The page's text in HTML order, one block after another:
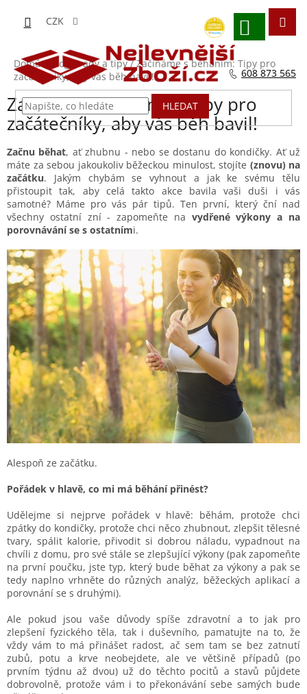
obsah
CZK
HLEDAT
NÁKUPNÍ
KOŠÍK
Domů / Blog - rady a tipy / Začínáme s běháním: Tipy pro
začátečníky, aby vás běh bavil!
Začínáme s běháním: Tipy pro
začátečníky, aby vás běh bavil!
Začnu běhat, ať zhubnu - nebo se dostanu do kondičky. Ať už
máte za sebou jakoukoliv běžeckou minulost, stojíte (znovu) na
začátku. Jakým chybám se vyhnout a jak ke svému tělu
přistoupit tak, aby celá takto akce bavila vaši duši i vás
samotné? Máme pro vás pár tipů. Ten první, který ční nad
všechny ostatní zní - zapomeňte na vydřené výkony a na
porovnávání se s ostatními.
Alespoň ze začátku.
Pořádek v hlavě, co mi má běhání přinést?
Udělejme si nejprve pořádek v hlavě: běhám, protože chci
zpátky do kondičky, protože chci něco zhubnout, zlepšit tělesné
tvary, spálit kalorie, přivodit si dobrou náladu, vypadnout na
chvíli z domu, pro své stále se zlepšující výkony (pak zapomeňte
na první poučku, jste typ, který bude běhat za výkony a pak se
tedy naplno vrhněte do různých analýz, běžeckých aplikací a
porovnání se s druhými).
Ale pokud jsou vaše důvody spíše zdravotní a to jak pro
zlepšení fyzického těla, tak i duševního, pamatujte na to, že
vždy vám to má přinášet radost, ač sem tam se bez zatnutí
zubů, potu a krve neobejdete, ale ve většině případů (po
prvním týdnu až dvou) už do těchto pocitů a stavů půjdete
dobrovolně, protože vám i to překonávání sebe samých bude
608 873 565